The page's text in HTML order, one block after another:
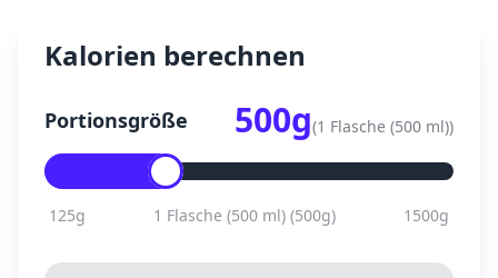
Kalorien berechnen
Portionsgröße 500g(1 Flasche (500 ml))
125g 1 Flasche (500 ml) (500g) 1500g